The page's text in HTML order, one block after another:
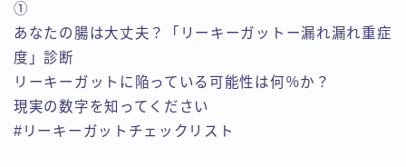
①
あなたの腸は大丈夫？「リーキーガットー漏れ漏れ重症
度」診断
リーキーガットに陥っている可能性は何％か？
現実の数字を知ってください
#リーキーガットチェックリスト